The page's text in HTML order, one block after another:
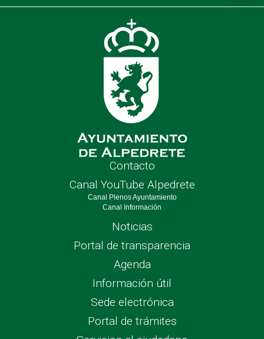
de
Contacto
Canal YouTube Alpedrete
Canal Plenos Ayuntamiento
Canal Información
Noticias
Portal de transparencia
Agenda
Información útil
Sede electrónica
Portal de trámites